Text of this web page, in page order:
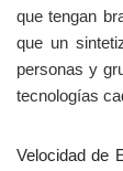
que tengan
que un
personas y
tecnologías
Velocidad de